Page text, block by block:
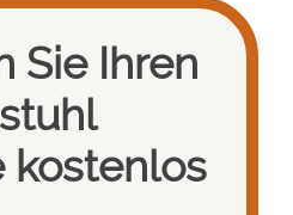
Sie Ihren
kostenlos